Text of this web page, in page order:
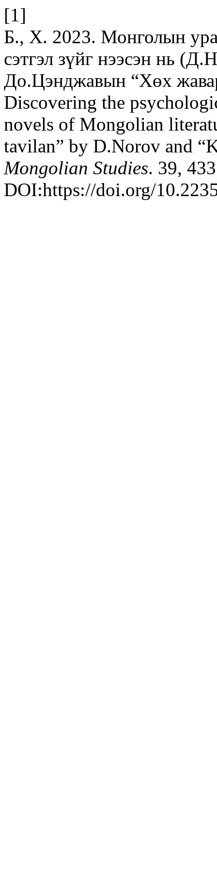
[1]
Б., Х. 2023. Монголын
сэтгэл зүйг нээсэн нь
До.Цэнджавын “Хөх
Discovering the
novels of Mongolian
tavilan” by D.Norov and
Mongolian Studies. 39,
DOI:https://doi.org/